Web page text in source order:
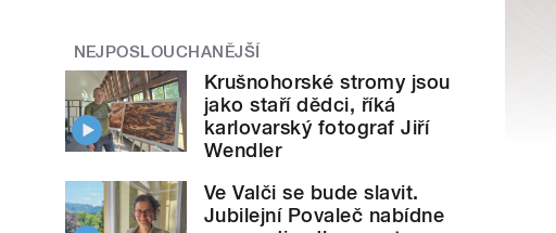
NEJPOSLOUCHANĚJŠÍ
Krušnohorské stromy jsou
jako staří dědci, říká
karlovarský fotograf Jiří
Wendler
Ve Valči se bude slavit.
Jubilejní Povaleč nabídne